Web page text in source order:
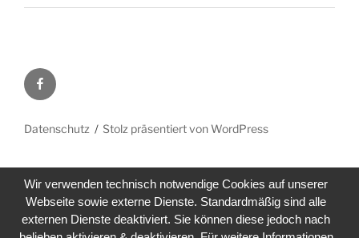
Facebook
Datenschutz Stolz präsentiert von WordPress
Wir verwenden technisch notwendige Cookies auf unserer
Webseite sowie externe Dienste. Standardmäßig sind alle
externen Dienste deaktiviert. Sie können diese jedoch nach